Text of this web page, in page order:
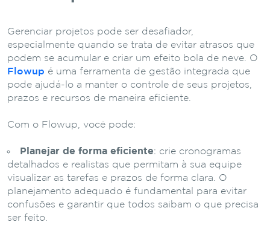
Gerenciar projetos pode ser desafiador,
especialmente quando se trata de evitar atrasos que
podem se acumular e criar um efeito bola de neve. O
Flowup é uma ferramenta de gestão integrada que
pode ajudá-lo a manter o controle de seus projetos,
prazos e recursos de maneira eficiente.
Com o Flowup, você pode:
Planejar de forma eficiente: crie cronogramas
detalhados e realistas que permitam à sua equipe
visualizar as tarefas e prazos de forma clara. O
planejamento adequado é fundamental para evitar
confusões e garantir que todos saibam o que precisa
ser feito.